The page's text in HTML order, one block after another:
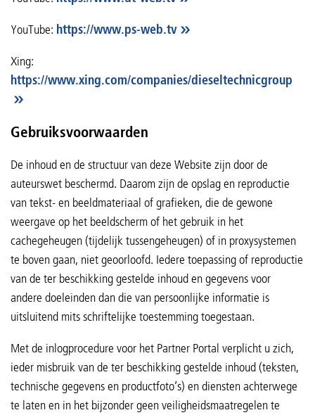
YouTube: https://www.ps-web.tv
Xing:
https://www.xing.com/companies/dieseltechnicgroup
Gebruiksvoorwaarden
De inhoud en de structuur van deze Website zijn door de
auteurswet beschermd. Daarom zijn de opslag en reproductie
van tekst- en beeldmateriaal of grafieken, die de gewone
weergave op het beeldscherm of het gebruik in het
cachegeheugen (tijdelijk tussengeheugen) of in proxysystemen
te boven gaan, niet geoorloofd. Iedere toepassing of reproductie
van de ter beschikking gestelde inhoud en gegevens voor
andere doeleinden dan die van persoonlijke informatie is
uitsluitend mits schriftelijke toestemming toegestaan.
Met de inlogprocedure voor het Partner Portal verplicht u zich,
ieder misbruik van de ter beschikking gestelde inhoud (teksten,
technische gegevens en productfoto’s) en diensten achterwege
te laten en in het bijzonder geen veiligheidsmaatregelen te